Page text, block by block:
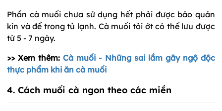
Phần cà muối chưa sử dụng hết phải được bảo quản
kín và để trong tủ lạnh. Cà muối tỏi ớt có thể lưu được
từ 5 - 7 ngày.
>> Xem thêm:Cà muối - Những sai lầm gây ngộ độc
thực phẩm khi ăn cà muối
4. Cách muối cà ngon theo các miền